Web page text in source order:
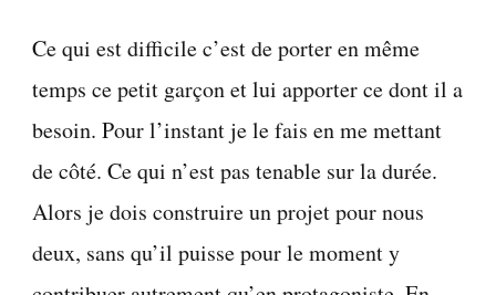
Ce qui est difficile c’est de porter en même
temps ce petit garçon et lui apporter ce dont il a
besoin. Pour l’instant je le fais en me mettant
de côté. Ce qui n’est pas tenable sur la durée.
Alors je dois construire un projet pour nous
deux, sans qu’il puisse pour le moment y